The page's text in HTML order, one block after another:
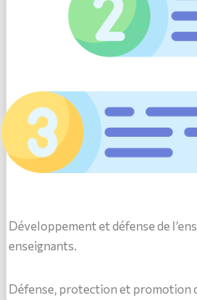
Développement et défense de
enseignants.
Défense, protection et promotion